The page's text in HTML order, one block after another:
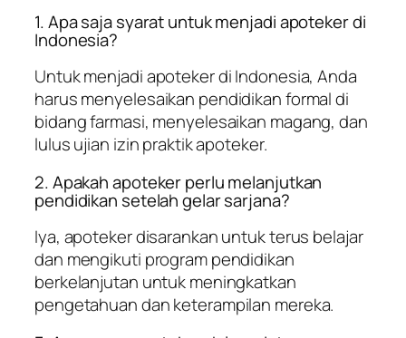
1. Apa saja syarat untuk menjadi apoteker di
Indonesia?
Untuk menjadi apoteker di Indonesia, Anda
harus menyelesaikan pendidikan formal di
bidang farmasi, menyelesaikan magang, dan
lulus ujian izin praktik apoteker.
2. Apakah apoteker perlu melanjutkan
pendidikan setelah gelar sarjana?
Iya, apoteker disarankan untuk terus belajar
dan mengikuti program pendidikan
berkelanjutan untuk meningkatkan
pengetahuan dan keterampilan mereka.